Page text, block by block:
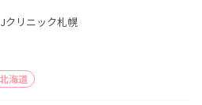
クリニック札幌
北海道